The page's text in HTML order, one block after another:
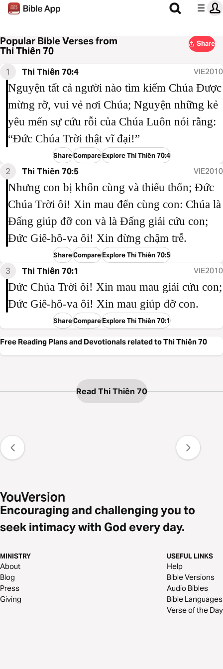
Popular Bible Verses from
Thi Thiên 70
Share
1 Thi Thiên 70:4 VIE2010
Nguyện tất cả người nào tìm kiếm Chúa Được
mừng rỡ, vui vẻ nơi Chúa; Nguyện những kẻ
yêu mến sự cứu rỗi của Chúa Luôn nói rằng:
“Đức Chúa Trời thật vĩ đại!”
ShareCompareExplore Thi Thiên 70:4
2 Thi Thiên 70:5 VIE2010
Nhưng con bị khốn cùng và thiếu thốn; Đức
Chúa Trời ôi! Xin mau đến cùng con: Chúa là
Đấng giúp đỡ con và là Đấng giải cứu con;
Đức Giê-hô-va ôi! Xin đừng chậm trễ.
ShareCompareExplore Thi Thiên 70:5
3 Thi Thiên 70:1 VIE2010
Đức Chúa Trời ôi! Xin mau mau giải cứu con;
Đức Giê-hô-va ôi! Xin mau giúp đỡ con.
ShareCompareExplore Thi Thiên 70:1
Free Reading Plans and Devotionals related to Thi Thiên 70
Read Thi Thiên 70
Encouraging and challenging you to
seek intimacy with God every day.
MINISTRY
About
Blog
Press
Giving
USEFUL LINKS
Help
Bible Versions
Audio Bibles
Bible Languages
Verse of the Day